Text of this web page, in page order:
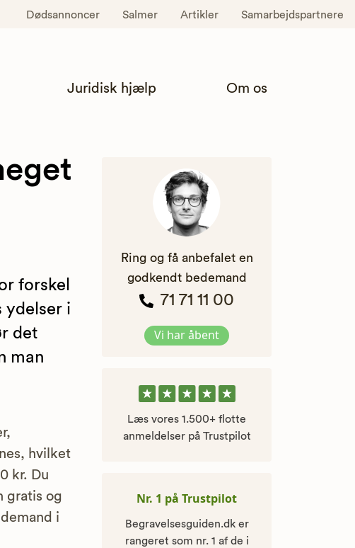
Dødsannoncer Salmer Artikler Samarbejdspartnere
Juridisk hjælp Om os
forskel
ydelser i
det
man
hvilket
kr. Du
gratis og
i
Ring og få anbefalet en
godkendt bedemand
71 71 11 00
Vi har åbent
Læs vores 1.500+ flotte
anmeldelser på Trustpilot
Nr. 1 på Trustpilot
Begravelsesguiden.dk er
rangeret som nr. 1 af de i